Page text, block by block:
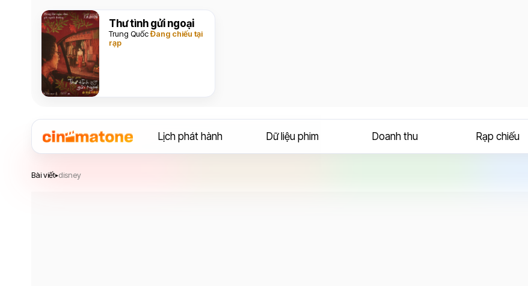
Thư tình gửi ngoại
Trung QuốcĐang chiếu tại
rạp
Lịch phát hành Dữ liệu phim Doanh thu Rạp chiếu
Bài viết▸disney